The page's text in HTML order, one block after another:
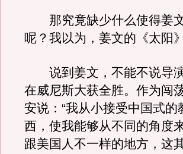
那究竟缺少什么使得姜文
呢？我以为，姜文的《太阳
说到姜文，不能不说导演
在威尼斯大获全胜。作为闯
安说：“我从小接受中国式
西，使我能够从不同的角度
跟美国人不一样的地方，这